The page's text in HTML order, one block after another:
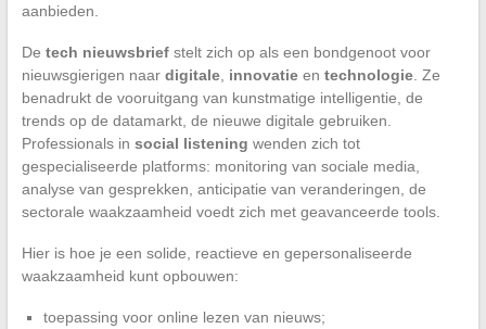
aanbieden.
De tech nieuwsbriefstelt zich op als een bondgenoot voor
nieuwsgierigen naar digitale, innovatieen technologie. Ze
benadrukt de vooruitgang van kunstmatige intelligentie, de
trends op de datamarkt, de nieuwe digitale gebruiken.
Professionals in social listening wenden zich tot
gespecialiseerde platforms: monitoring van sociale media,
analyse van gesprekken, anticipatie van veranderingen, de
sectorale waakzaamheid voedt zich met geavanceerde tools.
Hier is hoe je een solide, reactieve en gepersonaliseerde
waakzaamheid kunt opbouwen:
toepassing voor online lezen van nieuws;